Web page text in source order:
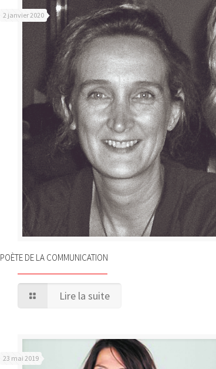
2 janvier 2020
POÈTE DE LA COMMUNICATION
Lire la suite
23 mai 2019